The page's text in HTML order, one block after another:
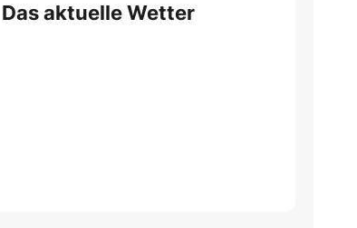
Das aktuelle Wetter